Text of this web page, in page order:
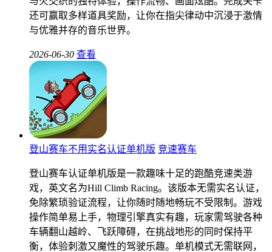
还可赢取多样道具奖励，让你在指尖律动中沉浸于激情
与优雅并存的音乐世界。
2026-06-30 查看
登山赛车不用实名认证单机版 竞速赛车
登山赛车认证单机版是一款趣味十足的跑酷竞速类游
戏，英文名为Hill Climb Racing。该版本无需实名认证，
免除繁琐验证流程，让你随时随地畅玩不受限制。游戏
操作简单易上手，物理引擎真实有趣，玩家需驾驶各种
车辆翻山越岭、飞跃障碍，在挑战地形的同时保持平
衡，体验刺激又魔性的驾驶乐趣。单机模式无需联网，